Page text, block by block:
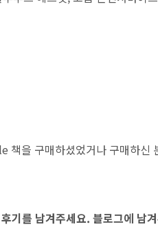
을 구매하셨었거나 구매하신
기를 남겨주세요. 블로그에 남